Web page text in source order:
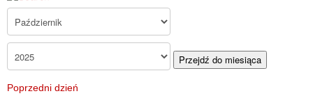
Przejdź do miesiąca
Poprzedni dzień